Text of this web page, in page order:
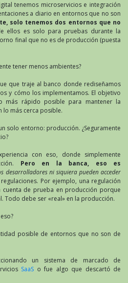
tenemos microservicios e integración
a diario en entornos que no son
solo tenemos dos entornos que no
ellos es solo para pruebas durante la
final que no es de producción (puesta
tener menos ambientes?
que traje al banco donde rediseñamos
y cómo los implementamos. El objetivo
más rápido posible para mantener la
lo más cerca posible.
solo entorno: producción. ¿Seguramente
con eso, donde simplemente
Pero en la banca, eso es
desarrolladores ni siquiera pueden acceder
Por ejemplo, una regulación
de prueba en producción porque
Todo debe ser «real» en la producción.
posible de entornos que no son de
un sistema de marcado de
SaaS o fue algo que descartó de